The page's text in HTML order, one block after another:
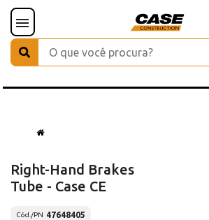
Right-Hand Brakes
Tube - Case CE
Cód./PN 47648405